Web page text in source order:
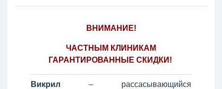
ВНИМАНИЕ!
ЧАСТНЫМ КЛИНИКАМ
ГАРАНТИРОВАННЫЕ СКИДКИ!
Викрил – рассасывающийся